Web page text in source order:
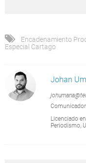
Encadenamiento
Especial Cartago
Johan
Comunicador
Licenciado
Periodismo,